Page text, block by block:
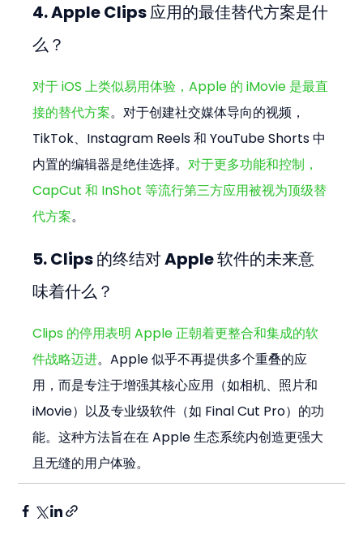
4. Apple Clips 应用的最佳替代方案是什
么？
对于 iOS 上类似易用体验，Apple 的 iMovie 是最直
接的替代方案。对于创建社交媒体导向的视频，
TikTok、Instagram Reels 和 YouTube Shorts 中
内置的编辑器是绝佳选择。对于更多功能和控制，
CapCut 和 InShot 等流行第三方应用被视为顶级替
代方案。
5. Clips 的终结对 Apple 软件的未来意
味着什么？
Clips 的停用表明 Apple 正朝着更整合和集成的软
件战略迈进。Apple 似乎不再提供多个重叠的应
用，而是专注于增强其核心应用（如相机、照片和
iMovie）以及专业级软件（如 Final Cut Pro）的功
能。这种方法旨在在 Apple 生态系统内创造更强大
且无缝的用户体验。